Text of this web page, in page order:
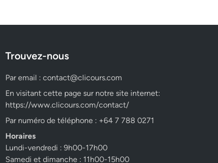
Trouvez-nous
Par email :contact@clicours.com
En visitant cette page sur notre site internet:
https://www.clicours.com/contact/
Par numéro de téléphone : +64 7 788 0271
Horaires
Lundi-vendredi : 9h00-17h00
Samedi et dimanche : 11h00-15h00